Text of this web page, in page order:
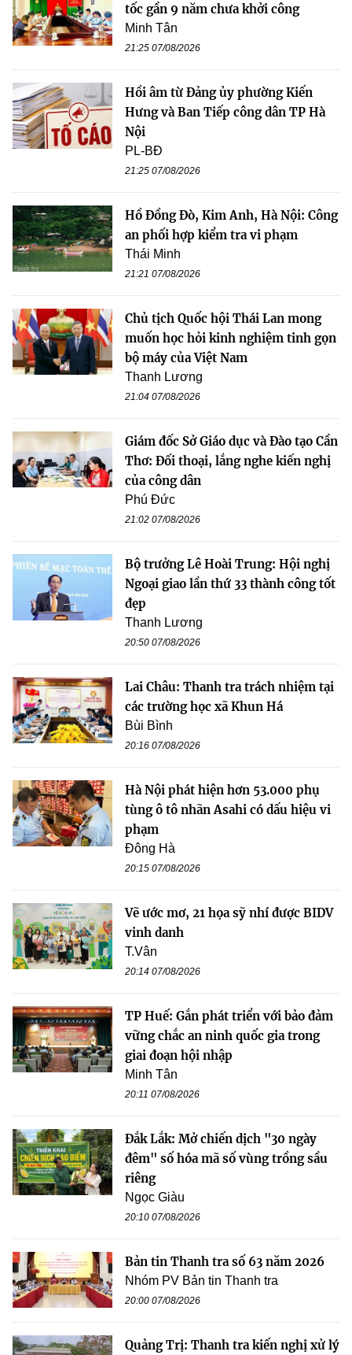
tốc gần 9 năm chưa khởi công
Minh Tân
21:25 07/08/2026
Hồi âm từ Đảng ủy phường Kiến
Hưng và Ban Tiếp công dân TP Hà
Nội
PL-BĐ
21:25 07/08/2026
Hồ Đồng Đò, Kim Anh, Hà Nội: Công
an phối hợp kiểm tra vi phạm
Thái Minh
21:21 07/08/2026
Chủ tịch Quốc hội Thái Lan mong
muốn học hỏi kinh nghiệm tinh gọn
bộ máy của Việt Nam
Thanh Lương
21:04 07/08/2026
Giám đốc Sở Giáo dục và Đào tạo Cần
Thơ: Đối thoại, lắng nghe kiến nghị
của công dân
Phú Đức
21:02 07/08/2026
Bộ trưởng Lê Hoài Trung: Hội nghị
Ngoại giao lần thứ 33 thành công tốt
đẹp
Thanh Lương
20:50 07/08/2026
Lai Châu: Thanh tra trách nhiệm tại
các trường học xã Khun Há
Bùi Bình
20:16 07/08/2026
Hà Nội phát hiện hơn 53.000 phụ
tùng ô tô nhãn Asahi có dấu hiệu vi
phạm
Đông Hà
20:15 07/08/2026
Vẽ ước mơ, 21 họa sỹ nhí được BIDV
vinh danh
T.Vân
20:14 07/08/2026
TP Huế: Gắn phát triển với bảo đảm
vững chắc an ninh quốc gia trong
giai đoạn hội nhập
Minh Tân
20:11 07/08/2026
Đắk Lắk: Mở chiến dịch "30 ngày
đêm" số hóa mã số vùng trồng sầu
riêng
Ngọc Giàu
20:10 07/08/2026
Bản tin Thanh tra số 63 năm 2026
Nhóm PV Bản tin Thanh tra
20:00 07/08/2026
Quảng Trị: Thanh tra kiến nghị xử lý